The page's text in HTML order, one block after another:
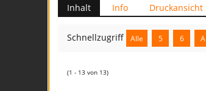
Inhalt Info Druckansicht
Schnellzugriff Alle 5 6 A
(1 - 13 von 13)